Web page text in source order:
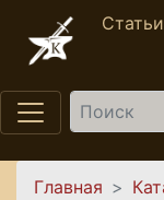
Перейти к Статьи
Найти
Вы здесь
Главная